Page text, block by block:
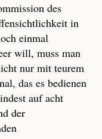
des
in
einmal
will, muss man
nur mit teurem
das es bedienen
auf acht
der